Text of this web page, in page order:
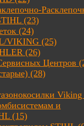
(23)
(24)
VIKING (25)
(26)
Центров
(28)
и
(15)